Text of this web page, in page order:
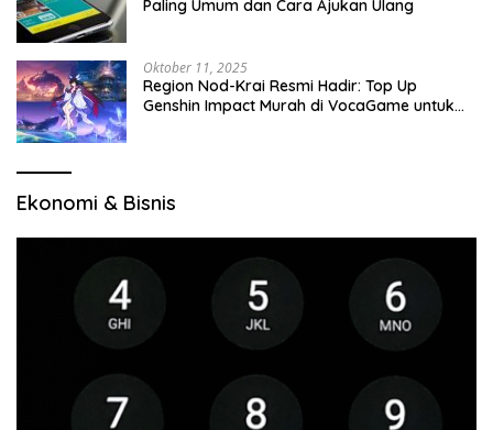
Paling Umum dan Cara Ajukan Ulang
Oktober 11, 2025
Region Nod-Krai Resmi Hadir: Top Up
Genshin Impact Murah di VocaGame untuk
Ekonomi & Bisnis